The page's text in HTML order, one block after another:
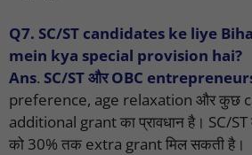
Q7. SC/ST candidates ke liye
mein kya special provision hai?
Ans. SC/ST और OBC
preference, age relaxation और कुछ
additional grant का प्रावधान है। SC/
को 30% तक extra grant मिल सकती है।